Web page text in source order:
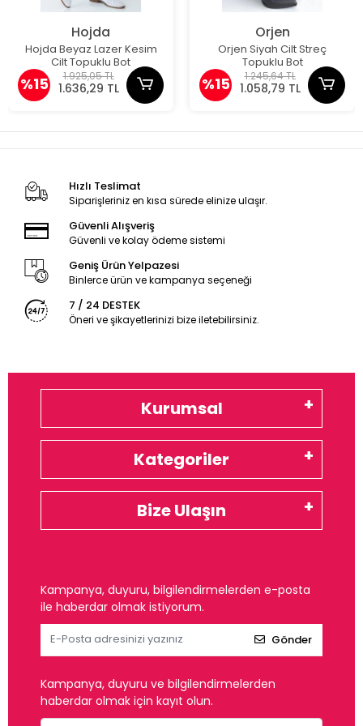
Hojda
Hojda Beyaz Lazer Kesim
Cilt Topuklu Bot
%15 1.925,05 TL
1.636,29 TL
Orjen
Orjen Siyah Cilt Streç
Topuklu Bot
%15 1.245,64 TL
1.058,79 TL
Hızlı Teslimat
Siparişleriniz en kısa sürede elinize ulaşır.
Güvenli Alışveriş
Güvenli ve kolay ödeme sistemi
Geniş Ürün Yelpazesi
Binlerce ürün ve kampanya seçeneği
7 / 24 DESTEK
Öneri ve şikayetlerinizi bize iletebilirsiniz.
Kurumsal
Kategoriler
Bize Ulaşın
Kampanya, duyuru, bilgilendirmelerden e-posta
ile haberdar olmak istiyorum.
Gönder
Kampanya, duyuru ve bilgilendirmelerden
haberdar olmak için kayıt olun.